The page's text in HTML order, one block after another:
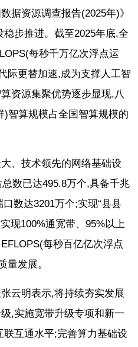
据资源调查报告(2025年)》
步推进。截至2025年底,全
每秒千万亿次浮点运
际更替加速,成为支撑人工智
资源集聚优势逐步显现,八
智算规模占全国智算规模的
、技术领先的网络基础设
数已达495.8万个,具备千兆
数达3201万个;实现“县县
现100%通宽带、95%以上
每秒百亿亿次浮点
量发展。
云明表示,将持续夯实发展
,实施宽带升级专项和新一
互通水平;完善算力基础设